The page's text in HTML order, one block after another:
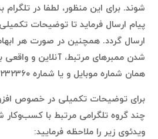
پیام ارسال فرماید تا توضیحات
ارسال گردد. همچنین در صورت هر
شدن ممبرهای مرتبط، آنلاین و واقعی
همان شماره موبایل و یا شماره ۰۳۵۳۱۲۳۲۳۶۰ تماس بگیرید.
برای توضیحات تکمیلی در خصوص
چند گروه تلگرامی مرتبط با کسب‌وکار
ویدئوی زیر را ملاحظه فرمایید: